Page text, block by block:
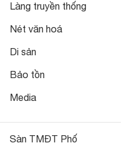
Làng truyền thống
Nét văn hoá
Di sản
Bảo tồn
Media
Sàn TMĐT Phố